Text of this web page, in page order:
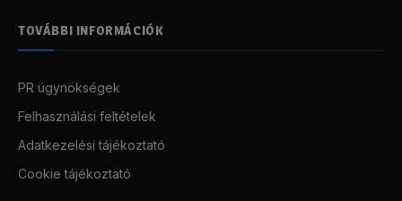
TOVÁBBI INFORMÁCIÓK
PR ügynökségek
Felhasználási feltételek
Adatkezelési tájékoztató
Cookie tájékoztató